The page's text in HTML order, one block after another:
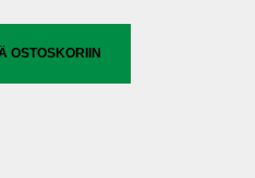
OSTOSKORIIN